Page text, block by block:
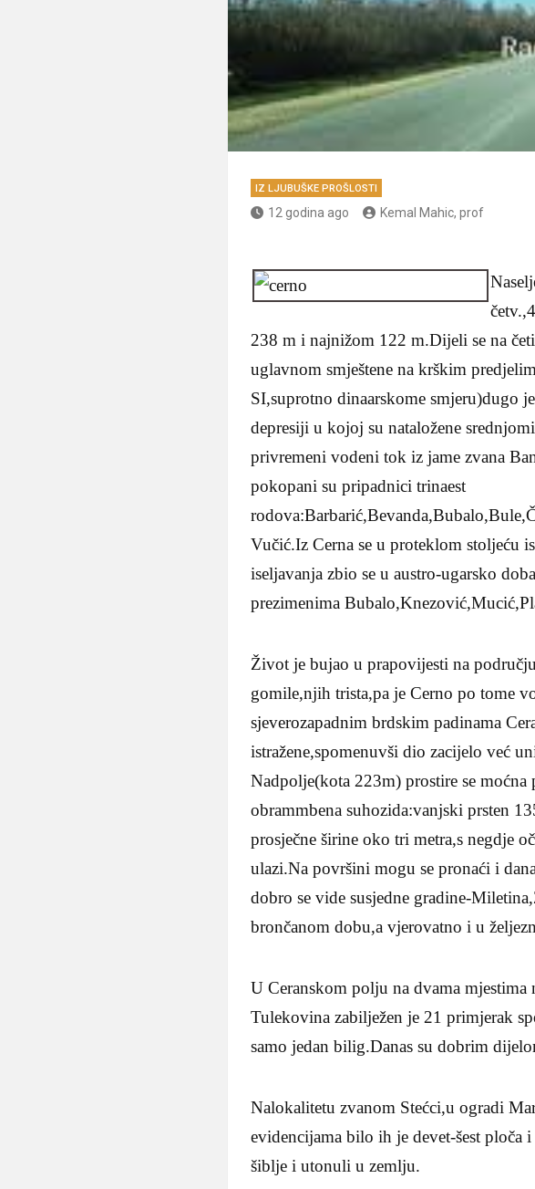
IZ LJUBUŠKE PROŠLOSTI
12 godina ago Kemal Mahic, prof
238 m i najnižom 122 m.Dijeli se na
uglavnom smještene na krškim
SI,suprotno dinaarskome smjeru)dugo
depresiji u kojoj su nataložene
privremeni vodeni tok iz jame zvana
pokopani su pripadnici trinaest
Vučić.Iz Cerna se u proteklom stoljeću
iseljavanja zbio se u austro-ugarsko
prezimenima
Život je bujao u prapovijesti na
gomile,njih trista,pa je Cerno po tome
sjeverozapadnim brdskim padinama
istražene,spomenuvši dio zacijelo već
Nadpolje(kota 223m) prostire se
obrammbena suhozida:vanjski prsten
prosječne širine oko tri metra,s negdje
ulazi.Na površini mogu se pronaći i
dobro se vide susjedne gradine-
brončanom dobu,a vjerovatno i u
U Ceranskom polju na dvama
Tulekovina zabilježen je 21 primjerak
samo jedan bilig.Danas su dobrim
Nalokalitetu zvanom Stećci,u ogradi
evidencijama bilo ih je devet-šest ploča
šiblje i utonuli u zemlju.